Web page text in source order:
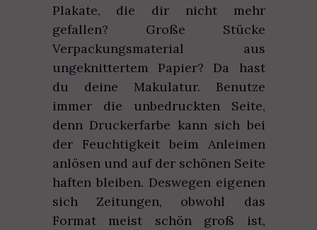
Plakate, die dir nicht mehr
gefallen? Große Stücke
Verpackungsmaterial aus
ungeknittertem Papier? Da hast
du deine Makulatur. Benutze
immer die unbedruckten Seite,
denn Druckerfarbe kann sich bei
der Feuchtigkeit beim Anleimen
anlösen und auf der schönen Seite
haften bleiben. Deswegen eigenen
sich Zeitungen, obwohl das
Format meist schön groß ist,